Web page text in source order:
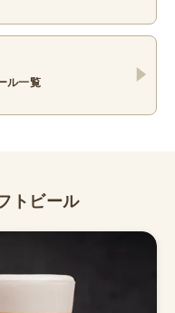
ル一覧
トビール